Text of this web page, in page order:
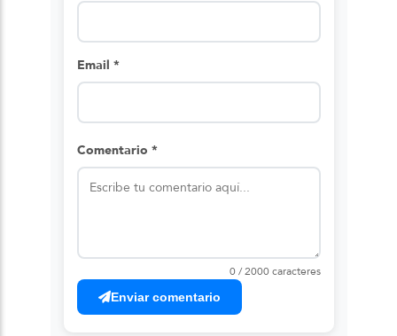
Email *
Comentario *
0 / 2000 caracteres
Enviar comentario